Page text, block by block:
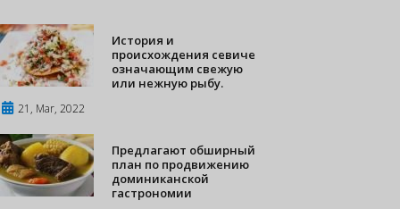
История и
происхождения севиче
означающим свежую
или нежную рыбу.
21, Mar, 2022
Предлагают обширный
план по продвижению
доминиканской
гастрономии